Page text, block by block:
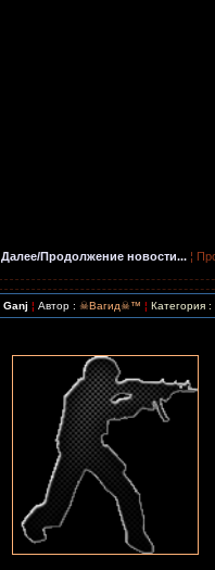
Далее/Продолжение новости... ¦
Ganj ¦ Автор : ☠Вагид☠™ ¦ Категория :